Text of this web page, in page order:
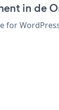
in de
for